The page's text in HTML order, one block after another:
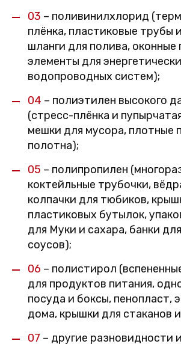
03 – поливинилхлорид
плёнка, пластиковые трубы
шланги для полива,
элементы для
водопроводных систем);
04 – полиэтилен высокого
(стресс-плёнка и
мешки для мусора, плотные
полотна);
05 – полипропилен
коктейльные трубочки,
колпачки для тюбиков,
пластиковых бутылок,
для Муки и сахара, банки
соусов);
06 – полистирол
для продуктов питания,
посуда и боксы, пенопласт,
дома, крышки для стаканов
07 – другие разновидности